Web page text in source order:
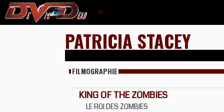
PATRICIA STACEY
FILMOGRAPHIE
KING OF THE ZOMBIES
LE ROI DES ZOMBIES